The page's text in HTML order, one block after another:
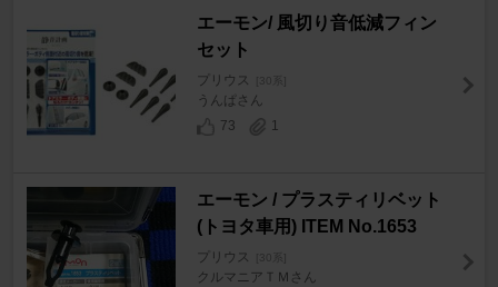
エーモン/ 風切り音低減フィン
セット
プリウス [30系]
うんぱさん
73
1
エーモン / プラスティリベット
(トヨタ車用) ITEM No.1653
プリウス [30系]
クルマニアＴＭさん